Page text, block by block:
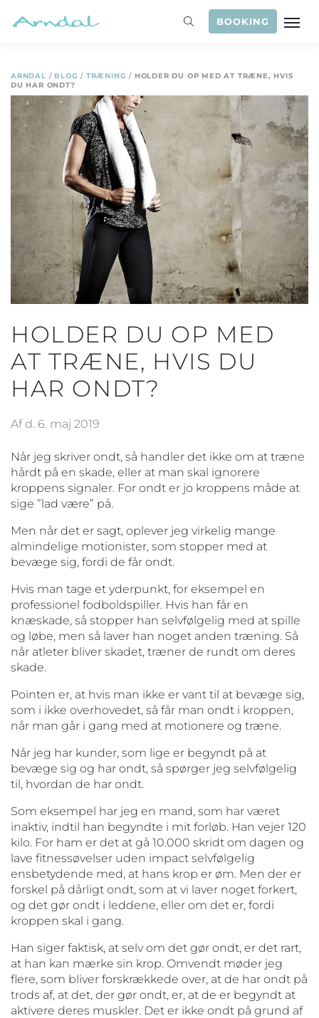
BOOKING
ARNDAL / BLOG / TRÆNING / HOLDER DU OP MED AT TRÆNE, HVIS
DU HAR ONDT?
HOLDER DU OP MED
AT TRÆNE, HVIS DU
HAR ONDT?
Af d. 6. maj 2019
Når jeg skriver ondt, så handler det ikke om at træne
hårdt på en skade, eller at man skal ignorere
kroppens signaler. For ondt er jo kroppens måde at
sige ”lad være” på.
Men når det er sagt, oplever jeg virkelig mange
almindelige motionister, som stopper med at
bevæge sig, fordi de får ondt.
Hvis man tage et yderpunkt, for eksempel en
professionel fodboldspiller. Hvis han får en
knæskade, så stopper han selvfølgelig med at spille
og løbe, men så laver han noget anden træning. Så
når atleter bliver skadet, træner de rundt om deres
skade.
Pointen er, at hvis man ikke er vant til at bevæge sig,
som i ikke overhovedet, så får man ondt i kroppen,
når man går i gang med at motionere og træne.
Når jeg har kunder, som lige er begyndt på at
bevæge sig og har ondt, så spørger jeg selvfølgelig
til, hvordan de har ondt.
Som eksempel har jeg en mand, som har været
inaktiv, indtil han begyndte i mit forløb. Han vejer 120
kilo. For ham er det at gå 10.000 skridt om dagen og
lave fitnessøvelser uden impact selvfølgelig
ensbetydende med, at hans krop er øm. Men der er
forskel på dårligt ondt, som at vi laver noget forkert,
og det gør ondt i leddene, eller om det er, fordi
kroppen skal i gang.
Han siger faktisk, at selv om det gør ondt, er det rart,
at han kan mærke sin krop. Omvendt møder jeg
flere, som bliver forskrækkede over, at de har ondt på
trods af, at det, der gør ondt, er, at de er begyndt at
aktivere deres muskler. Det er ikke ondt på grund af